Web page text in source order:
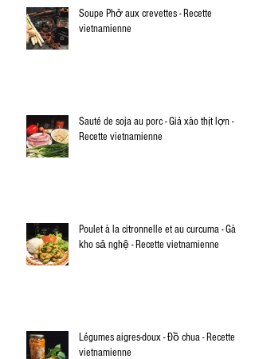
Soupe Phở aux crevettes - Recette
vietnamienne
Sauté de soja au porc - Giá xào thịt lợn -
Recette vietnamienne
Poulet à la citronnelle et au curcuma - Gà
kho sả nghệ - Recette vietnamienne
Légumes aigres-doux - Đồ chua - Recette
vietnamienne